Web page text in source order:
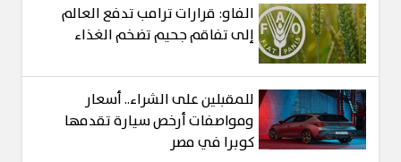
الفاو: قرارات ترامب تدفع العالم
إلى تفاقم جحيم تضخم الغذاء
للمقبلين على الشراء.. أسعار
ومواصفات أرخص سيارة تقدمها
كوبرا في مصر